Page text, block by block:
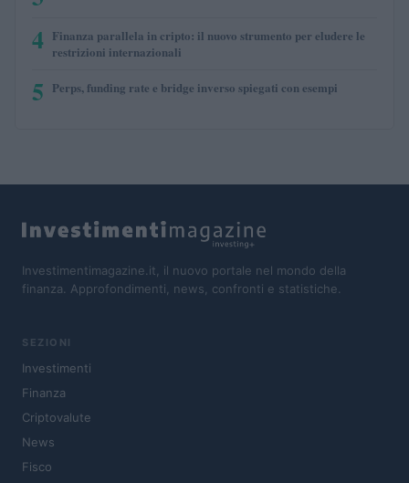
4 Finanza parallela in cripto: il nuovo strumento per eludere le
restrizioni internazionali
5 Perps, funding rate e bridge inverso spiegati con esempi
Investimentimagazine.it, il nuovo portale nel mondo della
finanza. Approfondimenti, news, confronti e statistiche.
SEZIONI
Investimenti
Finanza
Criptovalute
News
Fisco